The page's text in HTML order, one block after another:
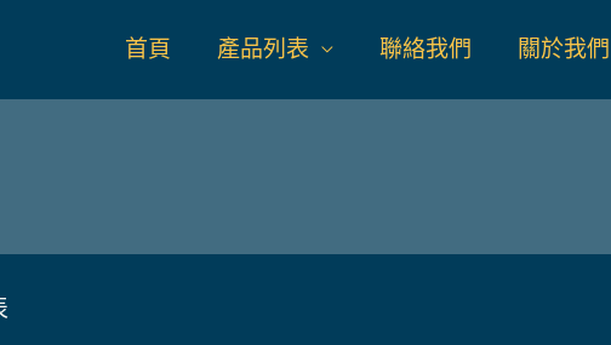
首頁 產品列表 聯絡我們 關於我們